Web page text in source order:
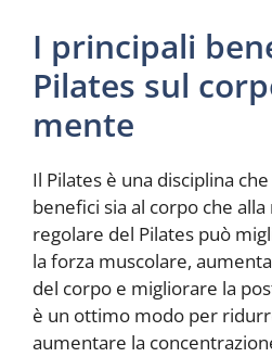
I principali
Pilates sul
mente
Il Pilates è una disciplina
benefici sia al corpo che
regolare del Pilates può
la forza muscolare,
del corpo e migliorare la
è un ottimo modo per
aumentare la